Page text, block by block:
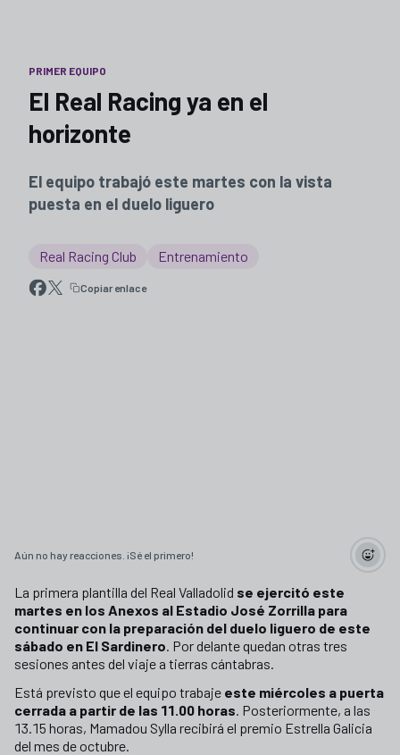
PRIMER EQUIPO
El Real Racing ya en el
horizonte
El equipo trabajó este martes con la vista
puesta en el duelo liguero
Real Racing Club Entrenamiento
Copiar enlace
Aún no hay reacciones. ¡Sé el primero!
La primera plantilla del Real Valladolid se ejercitó este
martes en los Anexos al Estadio José Zorrilla para
continuar con la preparación del duelo liguero de este
sábado en El Sardinero. Por delante quedan otras tres
sesiones antes del viaje a tierras cántabras.
Está previsto que el equipo trabaje este miércoles a puerta
cerrada a partir de las 11.00 horas. Posteriormente, a las
13.15 horas, Mamadou Sylla recibirá el premio Estrella Galicia
del mes de octubre.